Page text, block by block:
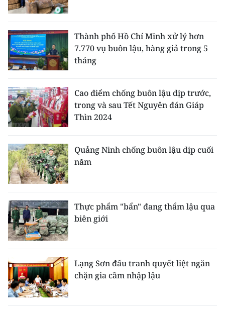
TIN MỚI
TIN ĐỊA PHƯƠNG
Trung du và miền núi phía Bắc
Bắc Trung Bộ
Duyên hải Nam Trung Bộ và Tây
Đông Nam Bộ
Đồng bằng sông Cửu Long
Chuyên trang Hà Nội
Chuyên trang TP. Hồ Chí Minh
CÁC CHUYÊN TRANG
Thành phố Hồ Chí Minh xử lý hơn
7.770 vụ buôn lậu, hàng giả trong 5
tháng
Cao điểm chống buôn lậu dịp trước,
trong và sau Tết Nguyên đán Giáp
Thìn 2024
Quảng Ninh chống buôn lậu dịp cuối
năm
Thực phẩm "bẩn" đang thẩm lậu qua
biên giới
Lạng Sơn đấu tranh quyết liệt ngăn
chặn gia cầm nhập lậu